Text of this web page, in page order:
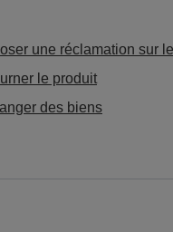
une réclamation sur
le produit
des biens